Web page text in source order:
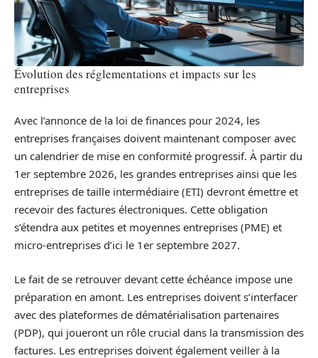
Évolution des réglementations et impacts sur les
entreprises
Avec l’annonce de la loi de finances pour 2024, les
entreprises françaises doivent maintenant composer avec
un calendrier de mise en conformité progressif. À partir du
1er septembre 2026, les grandes entreprises ainsi que les
entreprises de taille intermédiaire (ETI) devront émettre et
recevoir des factures électroniques. Cette obligation
s’étendra aux petites et moyennes entreprises (PME) et
micro-entreprises d’ici le 1er septembre 2027.
Le fait de se retrouver devant cette échéance impose une
préparation en amont. Les entreprises doivent s’interfacer
avec des plateformes de dématérialisation partenaires
(PDP), qui joueront un rôle crucial dans la transmission des
factures. Les entreprises doivent également veiller à la